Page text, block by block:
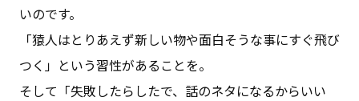
いのです。
「猿人はとりあえず新しい物や面白そうな事にすぐ飛び
つく」という習性があることを。
そして「失敗したらしたで、話のネタになるからいい